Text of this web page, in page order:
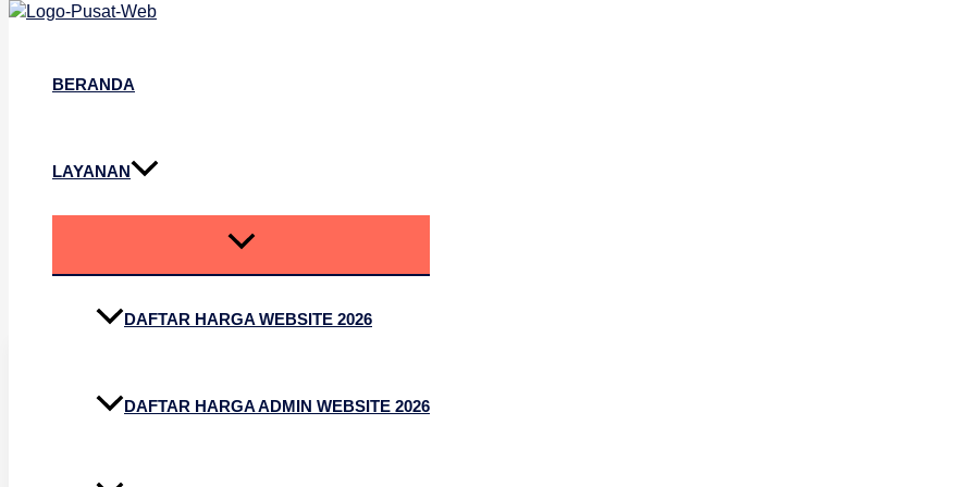
Lewati ke konten
BERANDA
LAYANAN
DAFTAR HARGA WEBSITE 2026
DAFTAR HARGA ADMIN WEBSITE 2026
Administrasi Digital
Software